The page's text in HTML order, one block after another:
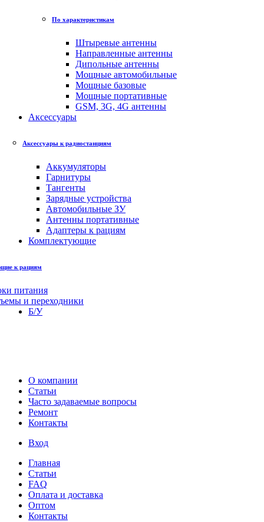
По характеристикам
Штыревые антенны
Направленные антенны
Дипольные антенны
Мощные автомобильные
Мощные базовые
Мощные портативные
GSM, 3G, 4G антенны
Аксессуары
Аксессуары к радиостанциям
Аккумуляторы
Гарнитуры
Тангенты
Зарядные устройства
Автомобильные ЗУ
Антенны портативные
Адаптеры к рациям
Комплектующие
к рациям
питания
и переходники
Б/У
О компании
Статьи
Часто задаваемые вопросы
Ремонт
Контакты
Вход
Главная
Статьи
FAQ
Оплата и доставка
Оптом
Контакты